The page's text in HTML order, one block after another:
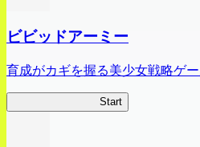
ビビッドアーミー
育成がカギを握る美少女戦略ゲー
Start